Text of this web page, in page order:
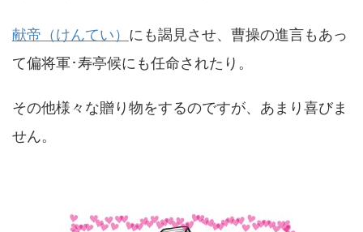
献帝（けんてい） にも謁見させ、曹操の進言もあっ
て偏将軍･寿亭候にも任命されたり。
その他様々な贈り物をするのですが、あまり喜びま
せん。